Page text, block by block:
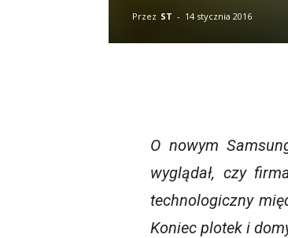
Przez ST - 14 stycznia 2016
O nowym
wyglądał, czy
technologiczny
Koniec plotek i